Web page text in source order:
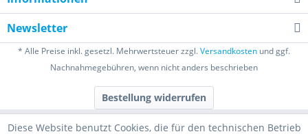
Newsletter
* Alle Preise inkl. gesetzl. Mehrwertsteuer zzgl.Versandkosten und ggf.
Nachnahmegebühren, wenn nicht anders beschrieben
Bestellung widerrufen
Diese Website benutzt Cookies, die für den technischen Betrieb